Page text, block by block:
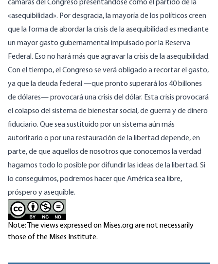
cámaras del Congreso presentándose como el partido de la
«asequibilidad». Por desgracia, la mayoría de los políticos creen
que la forma de abordar la crisis de la asequibilidad es mediante
un mayor gasto gubernamental impulsado por la Reserva
Federal. Eso no hará más que agravar la crisis de la asequibilidad.
Con el tiempo, el Congreso se verá obligado a recortar el gasto,
ya que la deuda federal —que pronto superará los 40 billones
de dólares— provocará una crisis del dólar. Esta crisis provocará
el colapso del sistema de bienestar social, de guerra y de dinero
fiduciario. Que sea sustituido por un sistema aún más
autoritario o por una restauración de la libertad depende, en
parte, de que aquellos de nosotros que conocemos la verdad
hagamos todo lo posible por difundir las ideas de la libertad. Si
lo conseguimos, podremos hacer que América sea libre,
próspero y asequible.
Note: The views expressed on Mises.org are not necessarily
those of the Mises Institute.